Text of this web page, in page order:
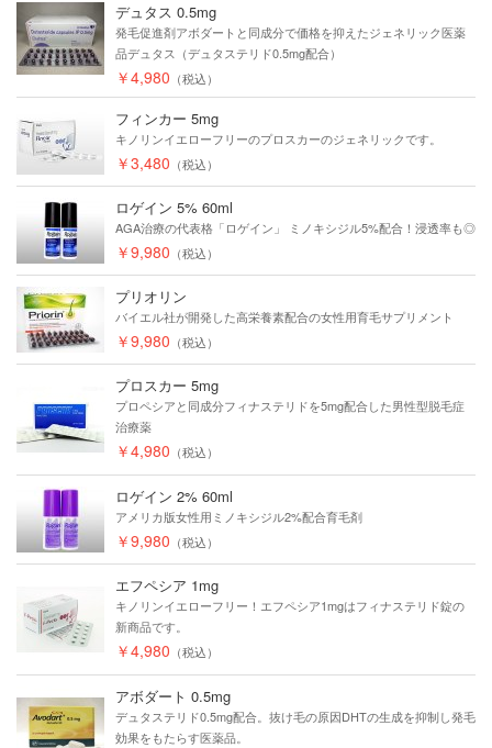
デュタス 0.5mg
発毛促進剤アボダートと同成分で価格を抑えたジェネリック医薬
品デュタス（デュタステリド0.5mg配合）
￥4,980 （税込）
フィンカー 5mg
キノリンイエローフリーのプロスカーのジェネリックです。
￥3,480 （税込）
ロゲイン 5% 60ml
AGA治療の代表格「ロゲイン」 ミノキシジル5%配合！浸透率も◎
￥9,980 （税込）
プリオリン
バイエル社が開発した高栄養素配合の女性用育毛サプリメント
￥9,980 （税込）
プロスカー 5mg
プロペシアと同成分フィナステリドを5mg配合した男性型脱毛症
治療薬
￥4,980 （税込）
ロゲイン 2% 60ml
アメリカ版女性用ミノキシジル2%配合育毛剤
￥9,980 （税込）
エフペシア 1mg
キノリンイエローフリー！エフペシア1mgはフィナステリド錠の
新商品です。
￥4,980 （税込）
アボダート 0.5mg
デュタステリド0.5mg配合。抜け毛の原因DHTの生成を抑制し発毛
効果をもたらす医薬品。